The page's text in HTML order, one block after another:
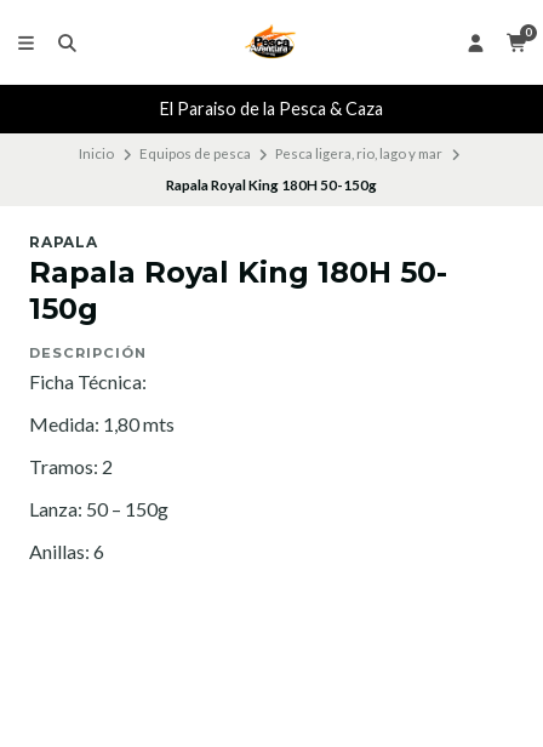
0
El Paraiso de la Pesca & Caza
Inicio Equipos de pesca
Pesca ligera, rio, lago y mar
Rapala Royal King 180H 50-150g
RAPALA
Rapala Royal King 180H 50-
150g
DESCRIPCIÓN
Ficha Técnica:
Medida: 1,80 mts
Tramos: 2
Lanza: 50 – 150g
Anillas: 6